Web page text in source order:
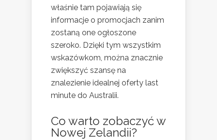
właśnie tam pojawiają się
informacje o promocjach zanim
zostaną one ogłoszone
szeroko. Dzięki tym wszystkim
wskazówkom, można znacznie
zwiększyć szansę na
znalezienie idealnej oferty last
minute do Australii.
Co warto zobaczyć w
Nowej Zelandii?